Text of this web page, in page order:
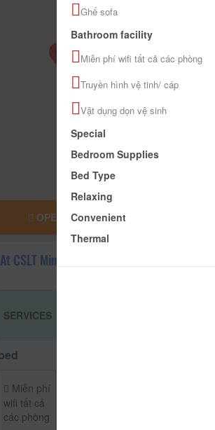
OPEN MAP
CSLT Minh's Home
SERVICES
Miễn phí
wifi tất cả
các phòng
Ghế sofa
Bathroom facility
Miễn phí wifi tất cả các phòng
Truyền hình vệ tinh/ cáp
Vật dụng dọn vệ sinh
Special
Bedroom Supplies
Bed Type
Relaxing
Convenient
Thermal